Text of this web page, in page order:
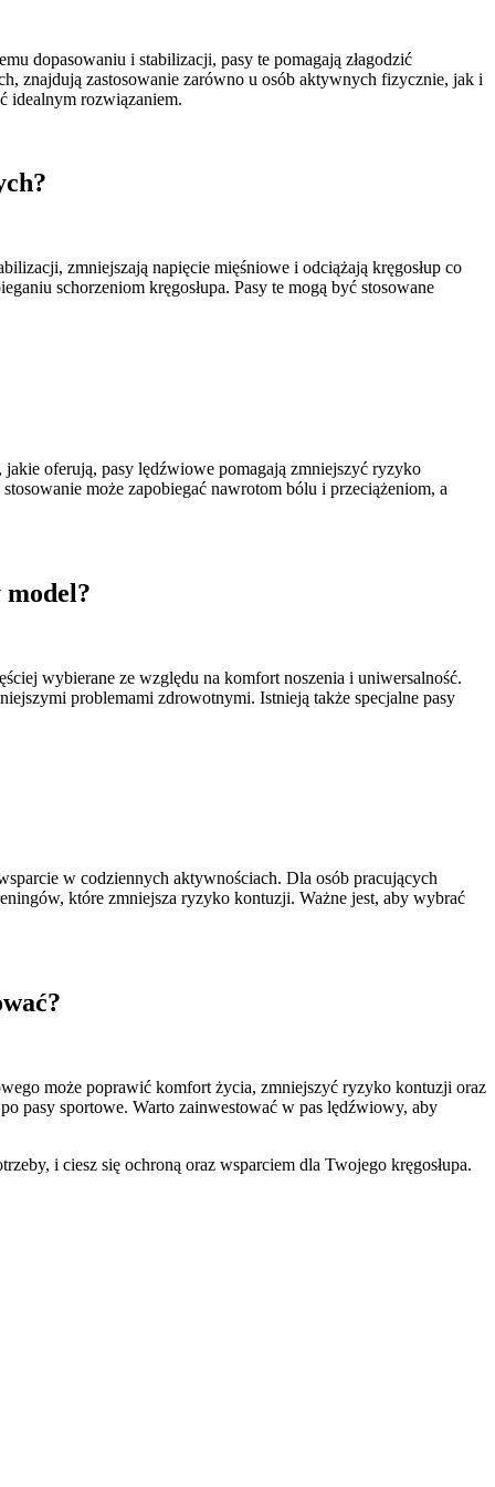
dopasowaniu i stabilizacji, pasy te pomagają złagodzić
znajdują zastosowanie zarówno u osób aktywnych fizycznie, jak i
idealnym rozwiązaniem.
zmniejszają napięcie mięśniowe i odciążają kręgosłup co
schorzeniom kręgosłupa. Pasy te mogą być stosowane
oferują, pasy lędźwiowe pomagają zmniejszyć ryzyko
może zapobiegać nawrotom bólu i przeciążeniom, a
wybierane ze względu na komfort noszenia i uniwersalność.
problemami zdrowotnymi. Istnieją także specjalne pasy
w codziennych aktywnościach. Dla osób pracujących
które zmniejsza ryzyko kontuzji. Ważne jest, aby wybrać
może poprawić komfort życia, zmniejszyć ryzyko kontuzji oraz
pasy sportowe. Warto zainwestować w pas lędźwiowy, aby
i ciesz się ochroną oraz wsparciem dla Twojego kręgosłupa.